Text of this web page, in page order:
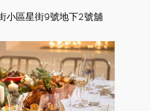
小區星街9號地下2號舖